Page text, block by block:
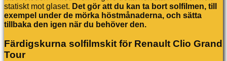
statiskt mot glaset. Det gör att du kan ta bort solfilmen, till
exempel under de mörka höstmånaderna, och sätta
tillbaka den igen när du behöver den.
Färdigskurna solfilmskit för Renault Clio Grand
Tour